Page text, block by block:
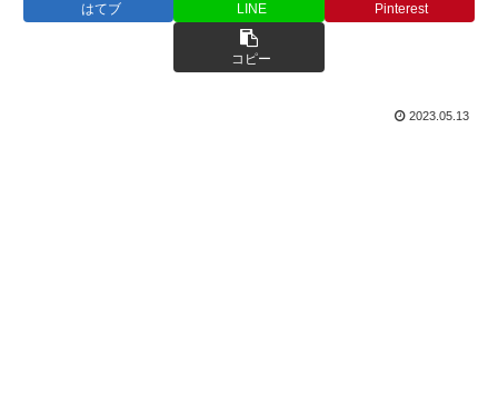
はてブ LINE Pinterest
コピー
2023.05.13